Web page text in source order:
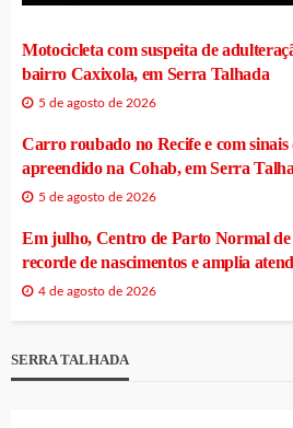
Motocicleta com suspeita de
bairro Caxixola, em Serra Talhada
5 de agosto de 2026
Carro roubado no Recife e com sinais
apreendido na Cohab, em Serra
5 de agosto de 2026
Em julho, Centro de Parto Normal
recorde de nascimentos e amplia
4 de agosto de 2026
SERRA TALHADA